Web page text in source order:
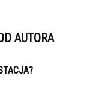
AUTORA